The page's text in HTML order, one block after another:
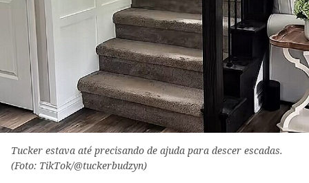
Tucker estava até precisando de ajuda para descer escadas.
(Foto: TikTok/@tuckerbudzyn)